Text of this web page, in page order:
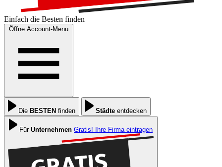
Einfach die Besten finden
Öffne Account-Menu
Die BESTEN finden Städte entdecken
Für Unternehmen Gratis! Ihre Firma eintragen